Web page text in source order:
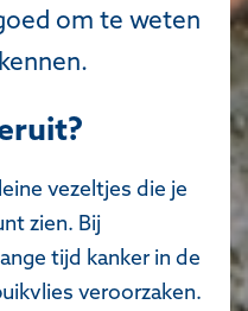
om te weten
vezeltjes die je
zien. Bij
tijd kanker in de
veroorzaken.